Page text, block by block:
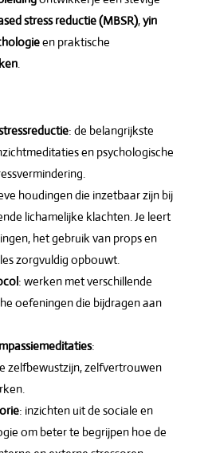
stress reductie (MBSR),yin
en praktische
.
: de belangrijkste
en psychologische
houdingen die inzetbaar zijn bij
lichamelijke klachten. Je leert
het gebruik van props en
zorgvuldig opbouwt.
: werken met verschillende
oefeningen die bijdragen aan
:
zelfbewustzijn, zelfvertrouwen
: inzichten uit de sociale en
om beter te begrijpen hoe de